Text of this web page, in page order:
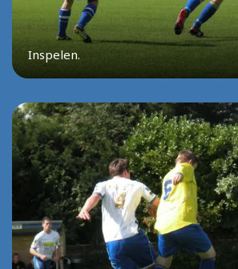
Inspelen.